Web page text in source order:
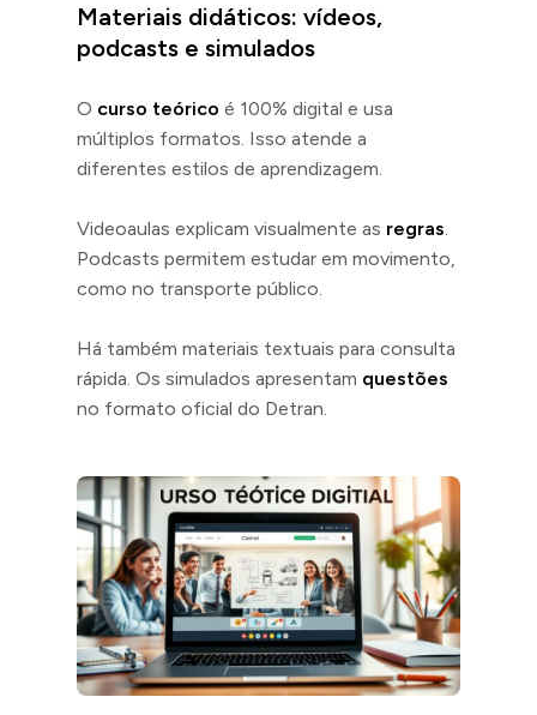
Materiais didáticos: vídeos,
podcasts e simulados
O curso teórico é 100% digital e usa
múltiplos formatos. Isso atende a
diferentes estilos de aprendizagem.
Videoaulas explicam visualmente as regras.
Podcasts permitem estudar em movimento,
como no transporte público.
Há também materiais textuais para consulta
rápida. Os simulados apresentam questões
no formato oficial do Detran.